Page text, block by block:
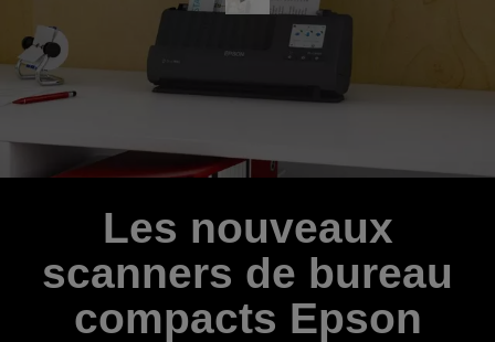
Les nouveaux
scanners de bureau
compacts Epson